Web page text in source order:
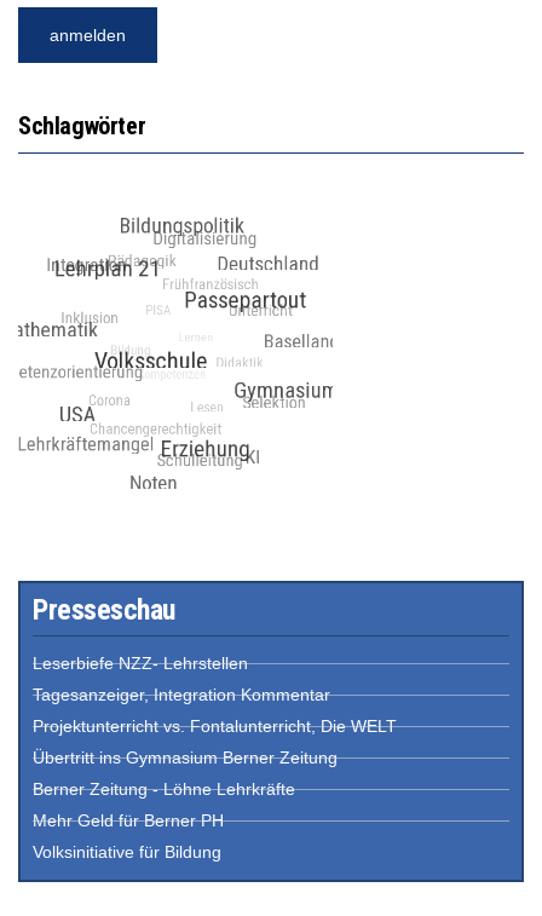
Schlagwörter
Presseschau
Leserbiefe NZZ- Lehrstellen
Tagesanzeiger, Integration Kommentar
Projektunterricht vs. Fontalunterricht, Die WELT
Übertritt ins Gymnasium Berner Zeitung
Berner Zeitung - Löhne Lehrkräfte
Mehr Geld für Berner PH
Volksinitiative für Bildung